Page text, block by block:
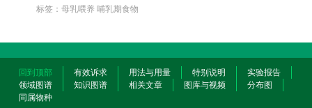
标签：母乳喂养 哺乳期食物
回到顶部 有效诉求 用法与用量 特别说明
实验报告
领域图谱
知识图谱 相关文章 图库与视频
分布图
同属物种